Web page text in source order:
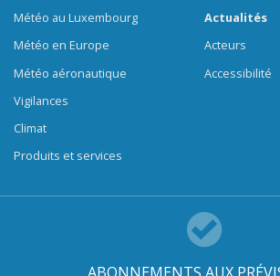
Météo au Luxembourg
Météo en Europe
Météo aéronautique
Vigilances
Climat
Produits et services
Actualités
Acteurs
Accessibilité